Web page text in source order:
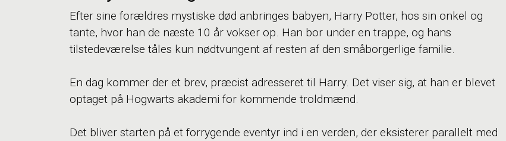
Efter sine forældres mystiske død anbringes babyen, Harry Potter, hos sin onkel og
tante, hvor han de næste 10 år vokser op. Han bor under en trappe, og hans
tilstedeværelse tåles kun nødtvungent af resten af den småborgerlige familie.
En dag kommer der et brev, præcist adresseret til Harry. Det viser sig, at han er blevet
optaget på Hogwarts akademi for kommende troldmænd.
Det bliver starten på et forrygende eventyr ind i en verden, der eksisterer parallelt med